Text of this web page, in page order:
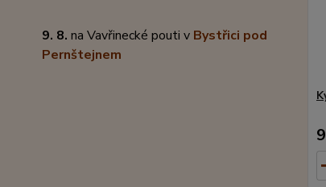
9. 8. na Vavřinecké pouti v Bystřici pod
Pernštejnem